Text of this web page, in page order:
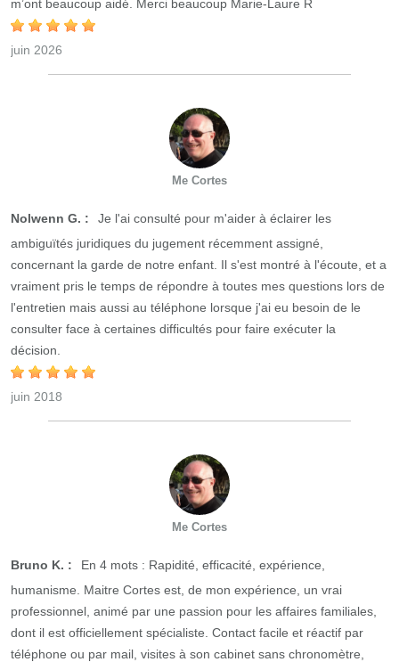
m’ont beaucoup aidé. Merci beaucoup Marie-Laure R
juin 2026
Me Cortes
Nolwenn G. :
Je l'ai consulté pour m'aider à éclairer les
ambiguïtés juridiques du jugement récemment assigné,
concernant la garde de notre enfant. Il s'est montré à l'écoute, et a
vraiment pris le temps de répondre à toutes mes questions lors de
l'entretien mais aussi au téléphone lorsque j'ai eu besoin de le
consulter face à certaines difficultés pour faire exécuter la
décision.
juin 2018
Me Cortes
Bruno K. :
En 4 mots : Rapidité, efficacité, expérience,
humanisme. Maitre Cortes est, de mon expérience, un vrai
professionnel, animé par une passion pour les affaires familiales,
dont il est officiellement spécialiste. Contact facile et réactif par
téléphone ou par mail, visites à son cabinet sans chronomètre,